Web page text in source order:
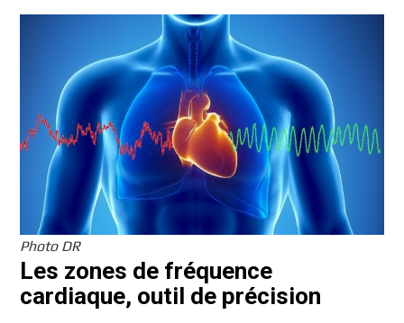
Photo DR
Les zones de fréquence
cardiaque, outil de précision